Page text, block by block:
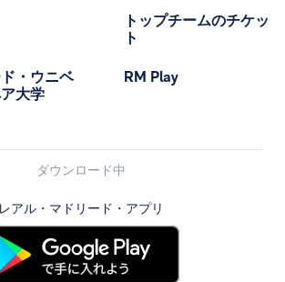
・ウニベ
大学
トップチームのチケッ
ト
RM Play
ダウンロード中
レアル・マドリード・アプリ